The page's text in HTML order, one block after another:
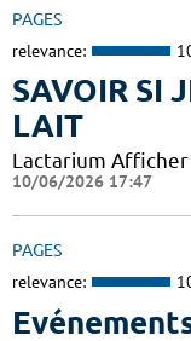
PAGES
relevance:
SAVOIR SI
LAIT
Lactarium
10/06/2026 17:47
PAGES
relevance: